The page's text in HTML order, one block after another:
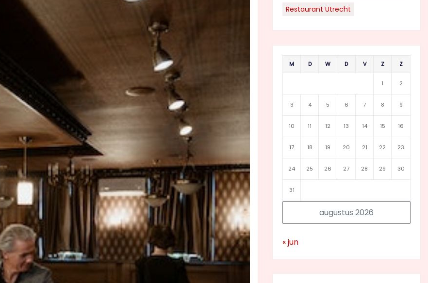
Restaurant Utrecht
augustus 2026
M D W D V Z Z
1 2
3 4 5 6 7 8 9
10 11 12 13 14 15 16
17 18 19 20 21 22 23
24 25 26 27 28 29 30
31
« jun